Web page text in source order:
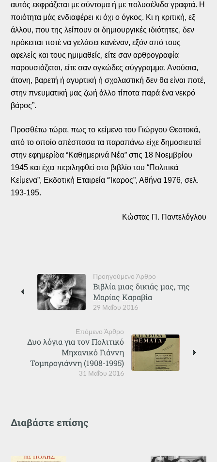
αυτός εκφράζεται με σύντομα ή με πολυσέλιδα γραφτά. Η
ποιότητα μάς ενδιαφέρει κι όχι ο όγκος. Κι η κριτική, εξ
άλλου, που της λείπουν οι δημιουργικές ιδιότητες, δεν
πρόκειται ποτέ να γελάσει κανέναν, εξόν από τους
αφελείς και τους ημιμαθείς, είτε σαν αρθρογραφία
παρουσιάζεται, είτε σαν ογκώδες σύγγραμμα. Ανούσια,
άτονη, βαρετή ή αγυρτική ή σχολαστική δεν θα είναι ποτέ,
στην πνευματική μας ζωή άλλο τίποτα παρά ένα νεκρό
βάρος”.
Προσθέτω τώρα, πως το κείμενο του Γιώργου Θεοτοκά,
από το οποίο απέσπασα τα παραπάνω είχε δημοσιευτεί
στην εφημερίδα “Καθημερινά Νέα” στις 18 Νοεμβρίου
1945 και έχει περιληφθεί στο βιβλίο του “Πολιτικά
Κείμενα”, Εκδοτική Εταιρεία “Ίκαρος”, Αθήνα 1976, σελ.
193-195.
Κώστας Π. Παντελόγλου
Προηγούμενο Άρθρο
29 Μαΐου 2016
Βιβλία μιας δικιάς μας, της
Μαρίας Καραβία
Επόμενο Άρθρο
31 Μαΐου 2016
Δυο λόγια για τον Πολιτικό
Μηχανικό Γιάννη
Τομπρογιάννη (1908-1995)
Διαβάστε επίσης